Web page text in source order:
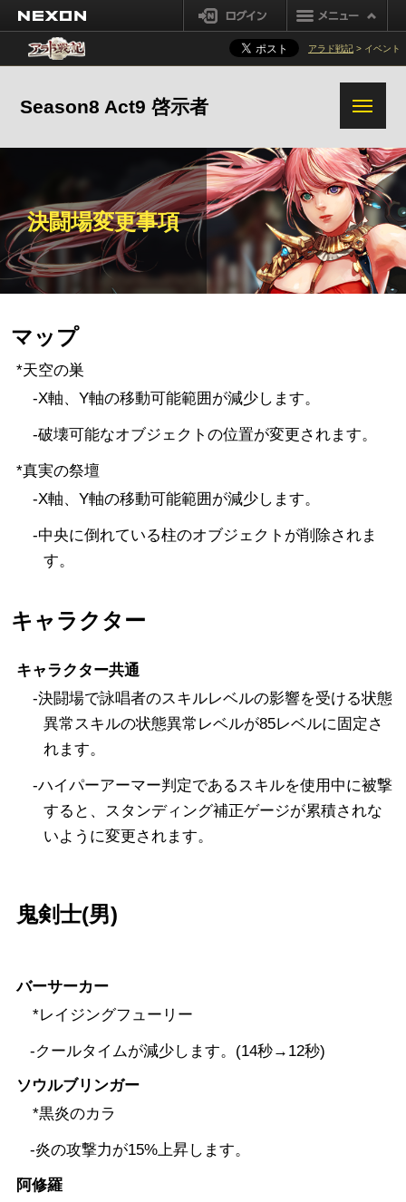
ログイン
アラド戦記 > イベント
Season8 Act9 啓示者
ゴールド取引所
精鋭隊員システム変更事項
その他変更事項
決闘場変更事項
マップ
*天空の巣
-X軸、Y軸の移動可能範囲が減少します。
-破壊可能なオブジェクトの位置が変更されます。
*真実の祭壇
-X軸、Y軸の移動可能範囲が減少します。
-中央に倒れている柱のオブジェクトが削除されま
す。
キャラクター
キャラクター共通
-決闘場で詠唱者のスキルレベルの影響を受ける状態
異常スキルの状態異常レベルが85レベルに固定さ
れます。
-ハイパーアーマー判定であるスキルを使用中に被撃
すると、スタンディング補正ゲージが累積されな
いように変更されます。
鬼剣士(男)
バーサーカー
*レイジングフューリー
-クールタイムが減少します。(14秒→12秒)
ソウルブリンガー
*黒炎のカラ
-炎の攻撃力が15%上昇します。
阿修羅